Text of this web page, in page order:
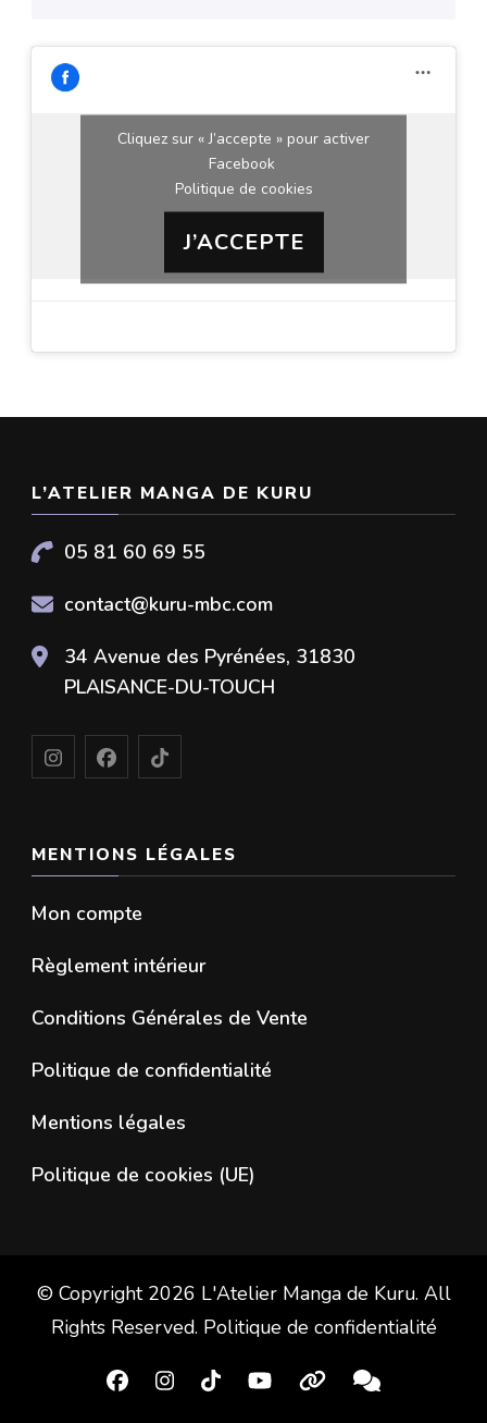
Cliquez sur « J’accepte » pour activer
Facebook
Politique de cookies
J’ACCEPTE
L’ATELIER MANGA DE KURU
05 81 60 69 55
contact@kuru-mbc.com
34 Avenue des Pyrénées, 31830
PLAISANCE-DU-TOUCH
MENTIONS LÉGALES
Mon compte
Règlement intérieur
Conditions Générales de Vente
Politique de confidentialité
Mentions légales
Politique de cookies (UE)
© Copyright 2026 L'Atelier Manga de Kuru. All
Rights Reserved. Politique de confidentialité